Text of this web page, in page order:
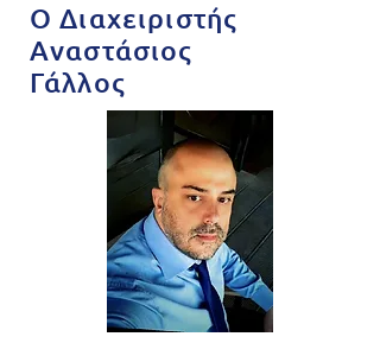
Ο Διαχειριστής
Αναστάσιος
Γάλλος